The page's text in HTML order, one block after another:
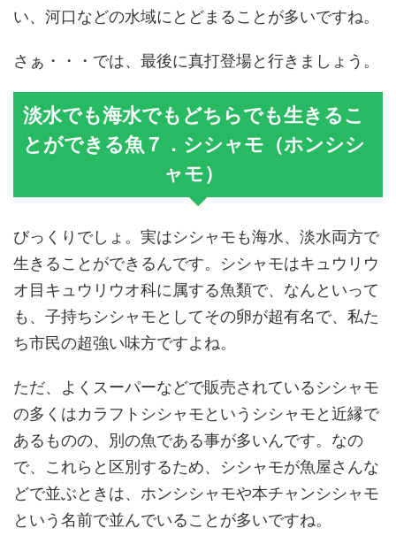
い、河口などの水域にとどまることが多いですね。
さぁ・・・では、最後に真打登場と行きましょう。
淡水でも海水でもどちらでも生きるこ
とができる魚７．シシャモ（ホンシシ
ャモ）
びっくりでしょ。実はシシャモも海水、淡水両方で
生きることができるんです。シシャモはキュウリウ
オ目キュウリウオ科に属する魚類で、なんといって
も、子持ちシシャモとしてその卵が超有名で、私た
ち市民の超強い味方ですよね。
ただ、よくスーパーなどで販売されているシシャモ
の多くはカラフトシシャモというシシャモと近縁で
あるものの、別の魚である事が多いんです。なの
で、これらと区別するため、シシャモが魚屋さんな
どで並ぶときは、ホンシシャモや本チャンシシャモ
という名前で並んでいることが多いですね。